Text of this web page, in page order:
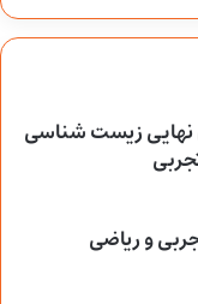
نهایی زیست شناسی
و ریاضی